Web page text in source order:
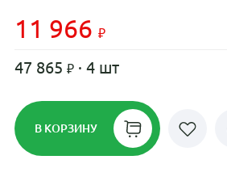
11 966
47 865 · 4 шт
В КОРЗИНУ